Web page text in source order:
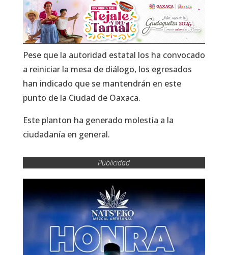
Pese que la autoridad estatal los ha convocado
a reiniciar la mesa de diálogo, los egresados
han indicado que se mantendrán en este
punto de la Ciudad de Oaxaca.
Este planton ha generado molestia a la
ciudadanía en general.
Publicidad